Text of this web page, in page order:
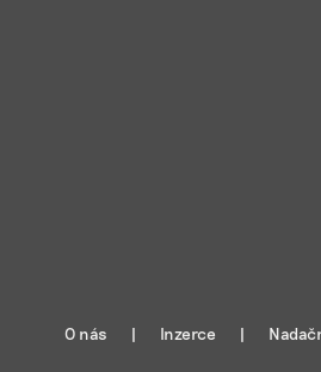
O nás Inzerce